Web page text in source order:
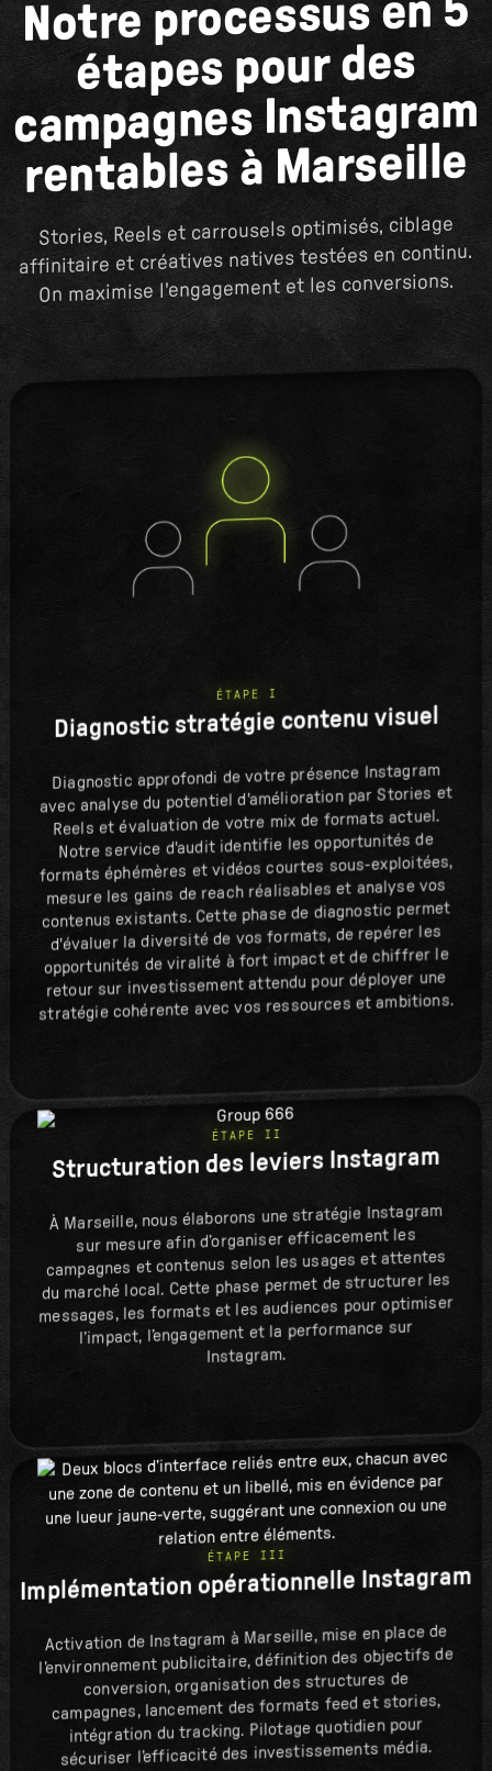
Notre processus en 5
étapes pour des
campagnes Instagram
rentables à Marseille
Stories, Reels et carrousels optimisés, ciblage
affinitaire et créatives natives testées en continu.
On maximise l'engagement et les conversions.
ÉTAPE I
Diagnostic stratégie contenu visuel
Diagnostic approfondi de votre présence Instagram
avec analyse du potentiel d'amélioration par Stories et
Reels et évaluation de votre mix de formats actuel.
Notre service d'audit identifie les opportunités de
formats éphémères et vidéos courtes sous-exploitées,
mesure les gains de reach réalisables et analyse vos
contenus existants. Cette phase de diagnostic permet
d'évaluer la diversité de vos formats, de repérer les
opportunités de viralité à fort impact et de chiffrer le
retour sur investissement attendu pour déployer une
stratégie cohérente avec vos ressources et ambitions.
ÉTAPE II
Structuration des leviers Instagram
À Marseille, nous élaborons une stratégie Instagram
sur mesure afin d’organiser efficacement les
campagnes et contenus selon les usages et attentes
du marché local. Cette phase permet de structurer les
messages, les formats et les audiences pour optimiser
l’impact, l’engagement et la performance sur
Instagram.
ÉTAPE III
Implémentation opérationnelle Instagram
Activation de Instagram à Marseille, mise en place de
l’environnement publicitaire, définition des objectifs de
conversion, organisation des structures de
campagnes, lancement des formats feed et stories,
intégration du tracking. Pilotage quotidien pour
sécuriser l’efficacité des investissements média.